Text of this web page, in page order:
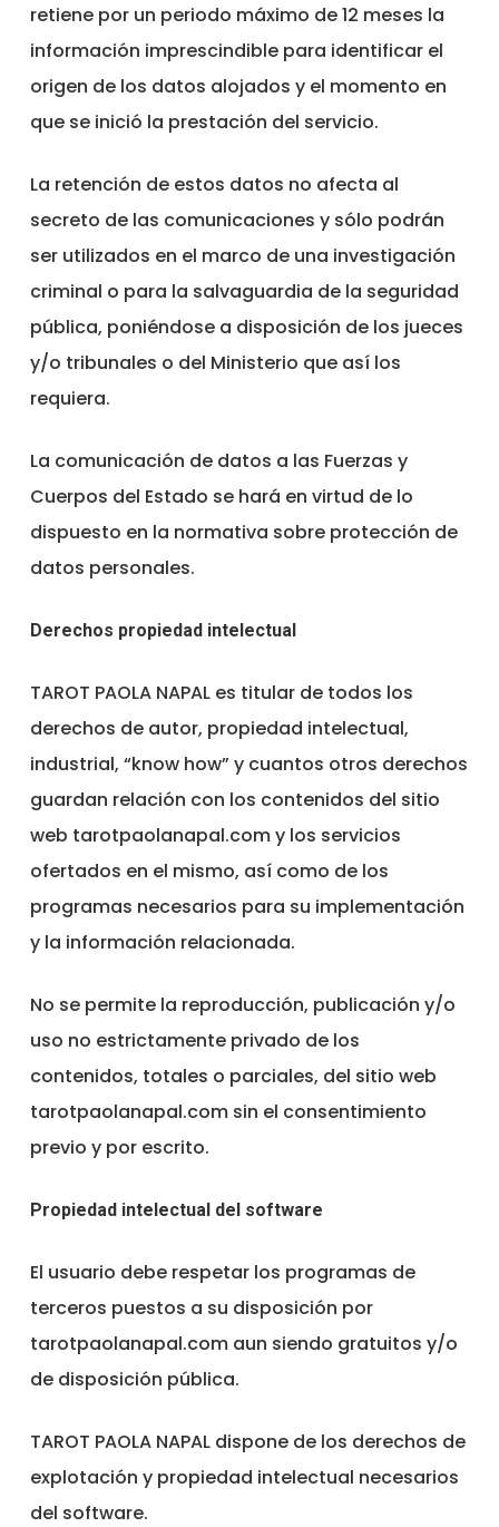
retiene por un periodo máximo de 12 meses la
información imprescindible para identificar el
origen de los datos alojados y el momento en
que se inició la prestación del servicio.
La retención de estos datos no afecta al
secreto de las comunicaciones y sólo podrán
ser utilizados en el marco de una investigación
criminal o para la salvaguardia de la seguridad
pública, poniéndose a disposición de los jueces
y/o tribunales o del Ministerio que así los
requiera.
La comunicación de datos a las Fuerzas y
Cuerpos del Estado se hará en virtud de lo
dispuesto en la normativa sobre protección de
datos personales.
Derechos propiedad intelectual
TAROT PAOLA NAPAL es titular de todos los
derechos de autor, propiedad intelectual,
industrial, “know how” y cuantos otros derechos
guardan relación con los contenidos del sitio
web tarotpaolanapal.com y los servicios
ofertados en el mismo, así como de los
programas necesarios para su implementación
y la información relacionada.
No se permite la reproducción, publicación y/o
uso no estrictamente privado de los
contenidos, totales o parciales, del sitio web
tarotpaolanapal.com sin el consentimiento
previo y por escrito.
Propiedad intelectual del software
El usuario debe respetar los programas de
terceros puestos a su disposición por
tarotpaolanapal.com aun siendo gratuitos y/o
de disposición pública.
TAROT PAOLA NAPAL dispone de los derechos de
explotación y propiedad intelectual necesarios
del software.